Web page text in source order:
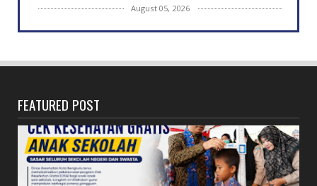
August 05, 2026
HONDA
Stylish, Modern, dan Si...
Sekda Provinsi Herwan Antoni Pimpin Apel
Pagi dan Kegiatan ...
August 05, 2026
NASIONAL
FEATURED POST